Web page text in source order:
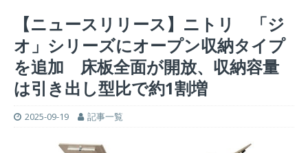
【ニュースリリース】ニトリ 「ジ
オ」シリーズにオープン収納タイプ
を追加 床板全面が開放、収納容量
は引き出し型比で約1割増
2025-09-19 記事一覧